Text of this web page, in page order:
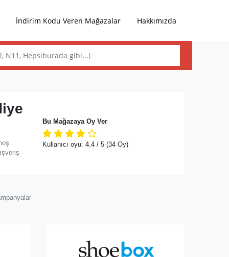
İndirim Kodu Veren Mağazalar Hakkımızda
Bu Mağazaya Oy Ver
Kullanıcı oyu: 4.4/ 5 (34 Oy)